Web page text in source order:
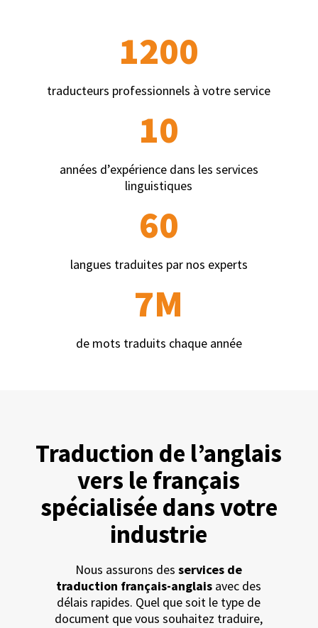
1200
traducteurs professionnels à votre service
10
années d’expérience dans les services
linguistiques
60
langues traduites par nos experts
7M
de mots traduits chaque année
Traduction de l’anglais
vers le français
spécialisée dans votre
industrie
Nous assurons desservices de
traduction français-anglais avec des
délais rapides. Quel que soit le type de
document que vous souhaitez traduire,